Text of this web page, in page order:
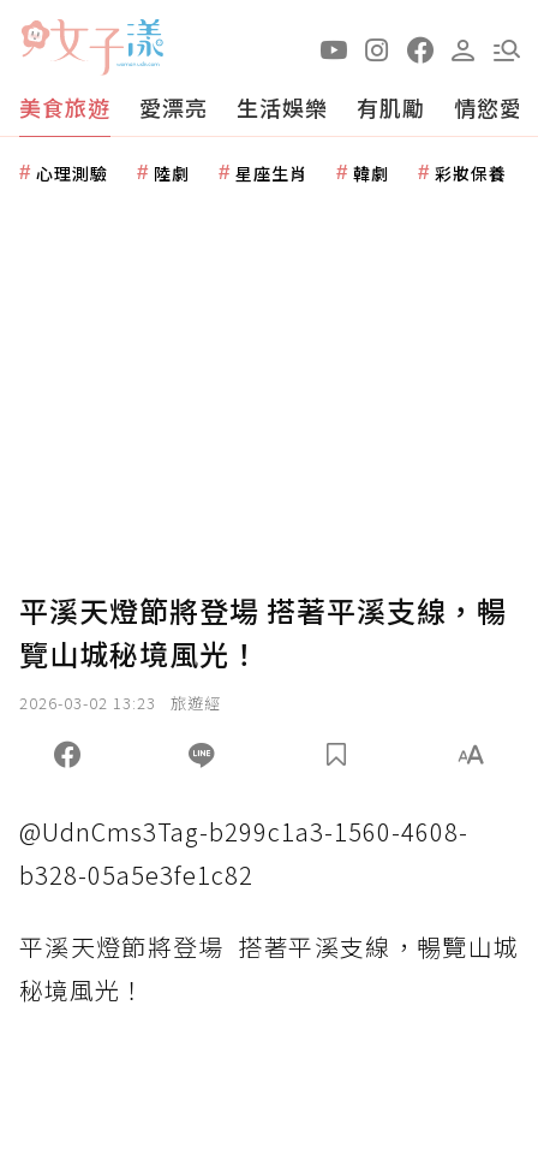
美食旅遊 愛漂亮 生活娛樂 有肌勵 情慾愛
心理測驗 陸劇 星座生肖 韓劇 彩妝保養
平溪天燈節將登場 搭著平溪支線，暢
覽山城秘境風光！
2026-03-02 13:23 旅遊經
@UdnCms3Tag-b299c1a3-1560-4608-
b328-05a5e3fe1c82
平溪天燈節將登場 搭著平溪支線，暢覽山城
秘境風光！